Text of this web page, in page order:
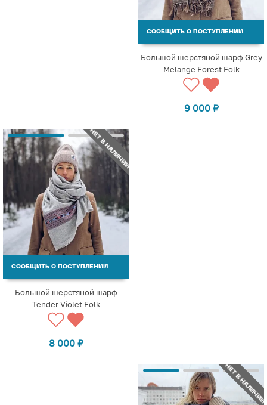
СООБЩИТЬ О ПОСТУПЛЕНИИ
Большой шерстяной шарф Grey
Melange Forest Folk
9 000 ₽
НЕТ В НАЛИЧИИ
СООБЩИТЬ О ПОСТУПЛЕНИИ
Большой шерстяной шарф
Tender Violet Folk
8 000 ₽
НЕТ В НАЛИЧИИ